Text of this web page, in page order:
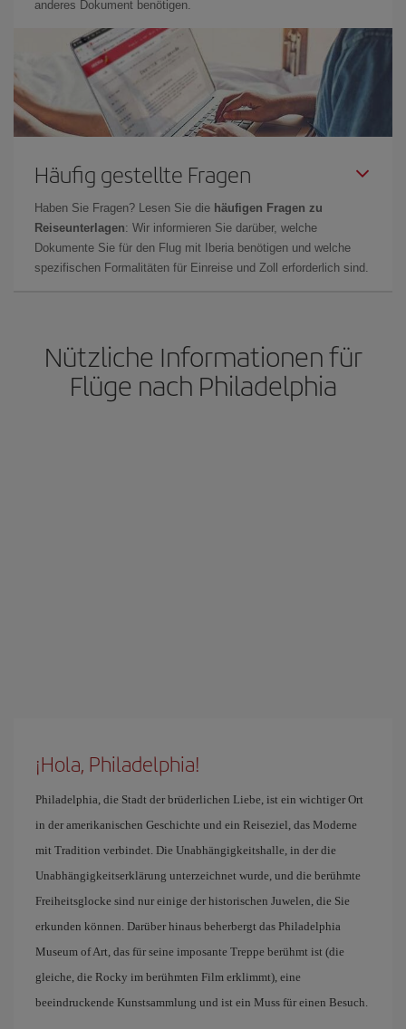
anderes Dokument benötigen.
Häufig gestellte Fragen
Haben Sie Fragen? Lesen Sie die häufigen Fragen zu
Reiseunterlagen: Wir informieren Sie darüber, welche
Dokumente Sie für den Flug mit Iberia benötigen und welche
spezifischen Formalitäten für Einreise und Zoll erforderlich sind.
Nützliche Informationen für
Flüge nach Philadelphia
¡Hola, Philadelphia!
Philadelphia, die Stadt der brüderlichen Liebe, ist ein wichtiger Ort
in der amerikanischen Geschichte und ein Reiseziel, das Moderne
mit Tradition verbindet. Die Unabhängigkeitshalle, in der die
Unabhängigkeitserklärung unterzeichnet wurde, und die berühmte
Freiheitsglocke sind nur einige der historischen Juwelen, die Sie
erkunden können. Darüber hinaus beherbergt das Philadelphia
Museum of Art, das für seine imposante Treppe berühmt ist (die
gleiche, die Rocky im berühmten Film erklimmt), eine
beeindruckende Kunstsammlung und ist ein Muss für einen Besuch.